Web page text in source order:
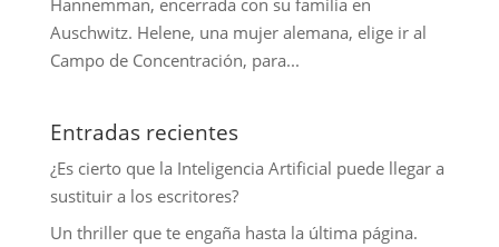
Hannemman, encerrada con su familia en
Auschwitz. Helene, una mujer alemana, elige ir al
Campo de Concentración, para...
Entradas recientes
¿Es cierto que la Inteligencia Artificial puede llegar a
sustituir a los escritores?
Un thriller que te engaña hasta la última página.